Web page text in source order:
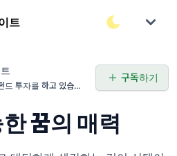
트
투자를 하고 있습니다.
구독하기
꿈의 매력